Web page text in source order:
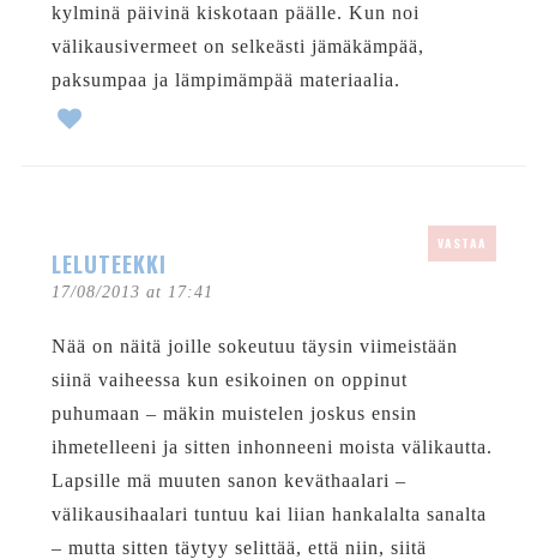
kylminä päivinä kiskotaan päälle. Kun noi
välikausivermeet on selkeästi jämäkämpää,
paksumpaa ja lämpimämpää materiaalia.
LELUTEEKKI
17/08/2013 at 17:41
VASTAA
Nää on näitä joille sokeutuu täysin viimeistään
siinä vaiheessa kun esikoinen on oppinut
puhumaan – mäkin muistelen joskus ensin
ihmetelleeni ja sitten inhonneeni moista välikautta.
Lapsille mä muuten sanon keväthaalari –
välikausihaalari tuntuu kai liian hankalalta sanalta
– mutta sitten täytyy selittää, että niin, siitä